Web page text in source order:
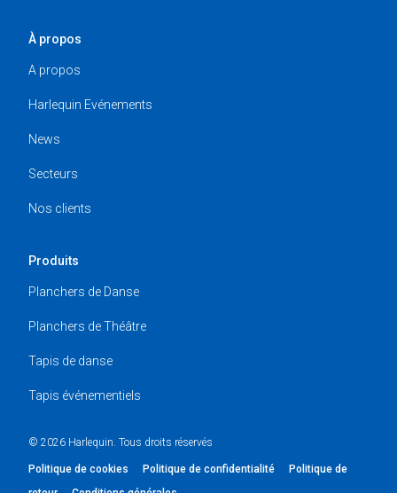
À propos
A propos
Harlequin Evénements
News
Secteurs
Nos clients
Produits
Planchers de Danse
Planchers de Théâtre
Tapis de danse
Tapis événementiels
© 2026 Harlequin. Tous droits réservés
Politique de cookies Politique de confidentialité
Politique de